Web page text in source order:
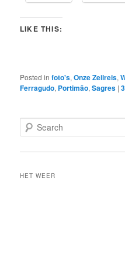
LIKE THIS:
Posted in foto's,Onze Zeilreis,
Ferragudo, Portimão,Sagres |3
e
h
HET WEER